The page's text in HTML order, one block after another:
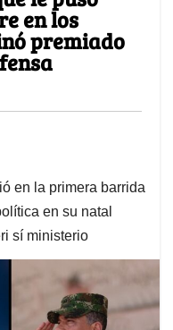
en los
premiado
en la primera barrida
en su natal
sí ministerio